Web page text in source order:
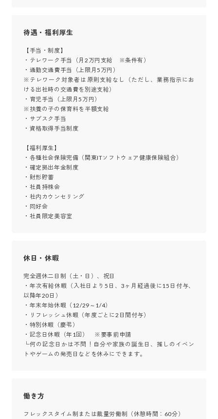
待遇・福利厚生
【手当・制度】
・テレワーク手当（月2万円支給　※条件有）
・通勤交通費手当（上限月5万円）
※テレワーク対象者は原則支給なし（ただし、業務指示にお
ける出社時の交通費を別途支給）
・育児手当（上限月5万円）
※扶養の子の保育料を半額支給
・サブスク手当
・資格取得手当制度
【福利厚生】
・各種社会保険完備（関東ITソフトウェア健康保険組合）
・確定拠出年金制度
・財形貯蓄
・社員持株会
・社内カウンセリング
・同好会
・社員限定美容室
休日・休暇
完全週休二日制（土・日）、祝日
・年次有給休暇（入社日より5日、3ヶ月経過後に15日付与、
以降年20日）
・年末年始休暇（12/29～1/4）
・リフレッシュ休暇（年度ごとに2日間付与）
・特別休暇（慶弔）
・記念日休暇（年1回）　※要事前申請
└何の記念日かは不問！自分や家族の誕生日、推しのイベン
トやゲームの発売日などを休みにできます。
働き方
フレックスタイム制または裁量労働制（休憩時間：60分）